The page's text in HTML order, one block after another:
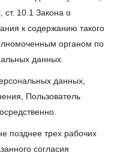
ст. 10.1 Закона о
к содержанию такого
органом по
данных.
данных,
Пользователь
позднее трех рабочих
согласия